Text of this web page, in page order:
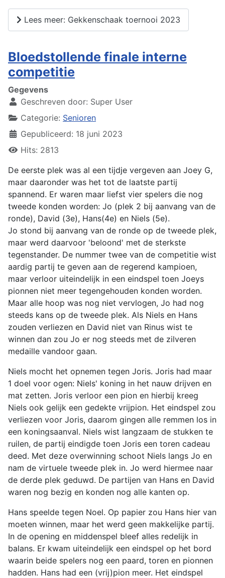
Lees meer: Gekkenschaak toernooi 2023
Bloedstollende finale interne
competitie
Gegevens
Geschreven door: Super User
Categorie: Senioren
Gepubliceerd: 18 juni 2023
Hits: 2813
De eerste plek was al een tijdje vergeven aan Joey G,
maar daaronder was het tot de laatste partij
spannend. Er waren maar liefst vier spelers die nog
tweede konden worden: Jo (plek 2 bij aanvang van de
ronde), David (3e), Hans(4e) en Niels (5e).
Jo stond bij aanvang van de ronde op de tweede plek,
maar werd daarvoor 'beloond' met de sterkste
tegenstander. De nummer twee van de competitie wist
aardig partij te geven aan de regerend kampioen,
maar verloor uiteindelijk in een eindspel toen Joeys
pionnen niet meer tegengehouden konden worden.
Maar alle hoop was nog niet vervlogen, Jo had nog
steeds kans op de tweede plek. Als Niels en Hans
zouden verliezen en David niet van Rinus wist te
winnen dan zou Jo er nog steeds met de zilveren
medaille vandoor gaan.
Niels mocht het opnemen tegen Joris. Joris had maar
1 doel voor ogen: Niels' koning in het nauw drijven en
mat zetten. Joris verloor een pion en hierbij kreeg
Niels ook gelijk een gedekte vrijpion. Het eindspel zou
verliezen voor Joris, daarom gingen alle remmen los in
een koningsaanval. Niels wist langzaam de stukken te
ruilen, de partij eindigde toen Joris een toren cadeau
deed. Met deze overwinning schoot Niels langs Jo en
nam de virtuele tweede plek in. Jo werd hiermee naar
de derde plek geduwd. De partijen van Hans en David
waren nog bezig en konden nog alle kanten op.
Hans speelde tegen Noel. Op papier zou Hans hier van
moeten winnen, maar het werd geen makkelijke partij.
In de opening en middenspel bleef alles redelijk in
balans. Er kwam uiteindelijk een eindspel op het bord
waarin beide spelers nog een paard, toren en pionnen
hadden. Hans had een (vrij)pion meer. Het eindspel